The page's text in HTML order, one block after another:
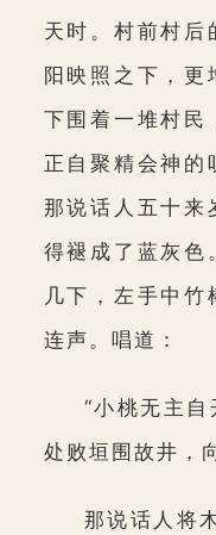
天时。村前村后
阳映照之下，更
下围着一堆村民
正自聚精会神的
那说话人五十来
得褪成了蓝灰色
几下，左手中竹
连声。唱道：
“小桃无主
处败垣围故井，
那说话人将